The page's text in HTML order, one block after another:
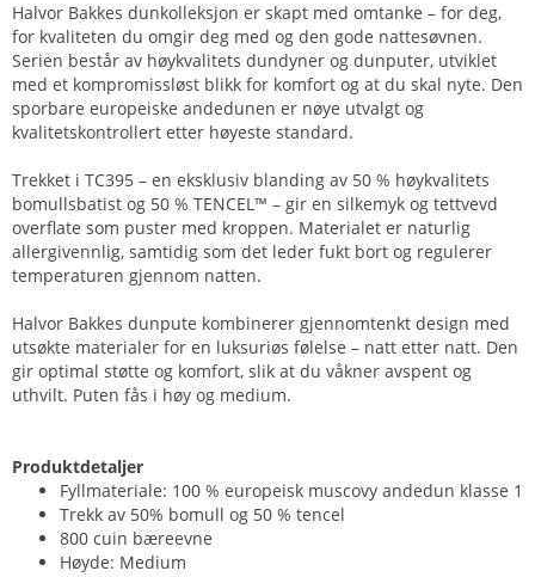
Halvor Bakkes dunkolleksjon er skapt med omtanke – for deg,
for kvaliteten du omgir deg med og den gode nattesøvnen.
Serien består av høykvalitets dundyner og dunputer, utviklet
med et kompromissløst blikk for komfort og at du skal nyte. Den
sporbare europeiske andedunen er nøye utvalgt og
kvalitetskontrollert etter høyeste standard.
Trekket i TC395 – en eksklusiv blanding av 50 % høykvalitets
bomullsbatist og 50 % TENCEL™ – gir en silkemyk og tettvevd
overflate som puster med kroppen. Materialet er naturlig
allergivennlig, samtidig som det leder fukt bort og regulerer
temperaturen gjennom natten.
Halvor Bakkes dunpute kombinerer gjennomtenkt design med
utsøkte materialer for en luksuriøs følelse – natt etter natt. Den
gir optimal støtte og komfort, slik at du våkner avspent og
uthvilt. Puten fås i høy og medium.
Produktdetaljer
Fyllmateriale: 100 % europeisk muscovy andedun klasse 1
Trekk av 50% bomull og 50 % tencel
800 cuin bæreevne
Høyde: Medium